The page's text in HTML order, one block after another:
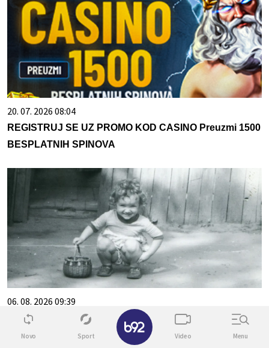
20. 07. 2026 08:04
REGISTRUJ SE UZ PROMO KOD CASINO Preuzmi 1500
BESPLATNIH SPINOVA
06. 08. 2026 09:39
Marija (3) se igrala u dvorištu i samo je nestala: Posle 42
godine otac je pronašao, zanemeo je kada je saznao
Novo Sport Video Menu
✕